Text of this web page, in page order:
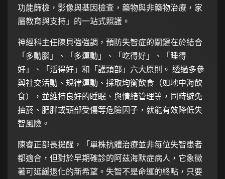
功能篩檢，影像與基因檢查，藥物與非藥物治療，家
屬教育與支持」的一站式照護。
神經科主任陳貝強強調，預防失智症的關鍵在於結合
「多動腦」、「多運動」、「吃得好」、「睡得
好」、「活得好」和「護頭部」六大原則。 透過多參
與社交活動、規律運動、採取均衡飲食（如地中海飲
食），並維持良好的睡眠、與情緒管理等，同時避免
抽菸、肥胖或頭部受傷等危險因子，就能有效降低失
智風險。
陳睿正部長提醒，「單株抗體治療並非每位失智患者
都適合，但對於早期確診的阿茲海默症病人，它象徵
著可延緩退化的新希望。失智不是命運的終點，只要